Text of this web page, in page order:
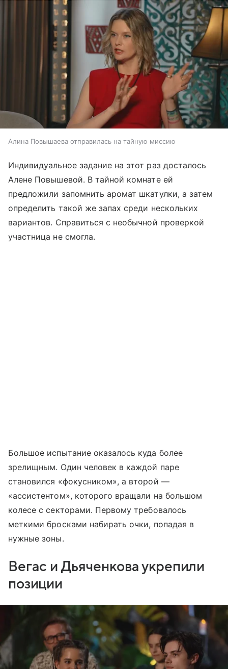
Алина Повышаева отправилась на тайную миссию
Индивидуальное задание на этот раз досталось
Алене Повышевой. В тайной комнате ей
предложили запомнить аромат шкатулки, а затем
определить такой же запах среди нескольких
вариантов. Справиться с необычной проверкой
участница не смогла.
Большое испытание оказалось куда более
зрелищным. Один человек в каждой паре
становился «фокусником», а второй —
«ассистентом», которого вращали на большом
колесе с секторами. Первому требовалось
меткими бросками набирать очки, попадая в
нужные зоны.
Вегас и Дьяченкова укрепили
позиции